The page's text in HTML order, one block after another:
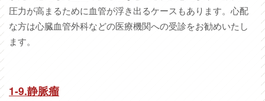
圧力が高まるために血管が浮き出るケースもあります。心配
な方は心臓血管外科などの医療機関への受診をお勧めいたし
ます。
1-9.静脈瘤